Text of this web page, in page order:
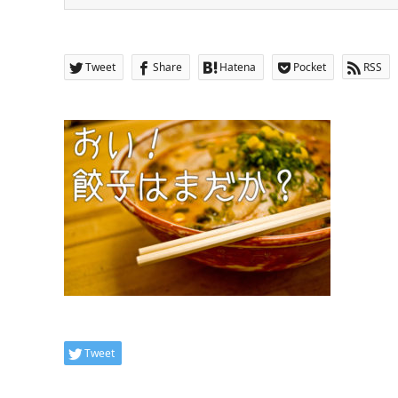
Tweet Share Hatena Pocket RSS
Tweet